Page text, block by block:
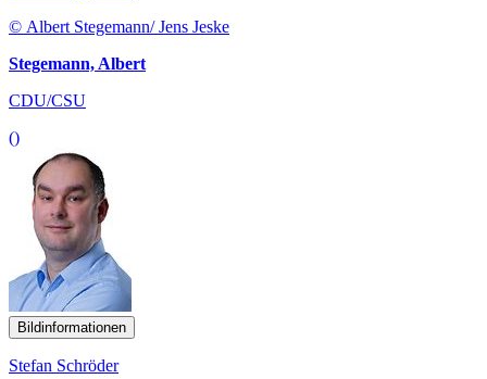
© Albert Stegemann/ Jens Jeske
Stegemann, Albert
CDU/CSU
()
Bildinformationen
Stefan Schröder